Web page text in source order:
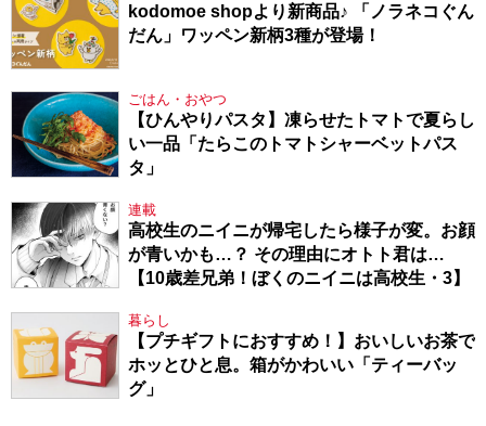
kodomoe shopより新商品♪ 「ノラネコぐん
だん」ワッペン新柄3種が登場！
ごはん・おやつ
【ひんやりパスタ】凍らせたトマトで夏らし
い一品「たらこのトマトシャーベットパス
タ」
連載
高校生のニイニが帰宅したら様子が変。お顔
が青いかも…？ その理由にオトト君は…
【10歳差兄弟！ぼくのニイニは高校生・3】
暮らし
【プチギフトにおすすめ！】おいしいお茶で
ホッとひと息。箱がかわいい「ティーバッ
グ」